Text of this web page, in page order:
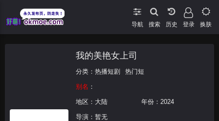
导航 搜索 登录 换肤
我的美艳女上司
分类： 热播短剧 热门短
别名 ：
地区： 大陆 年份： 2024
导演： 暂无